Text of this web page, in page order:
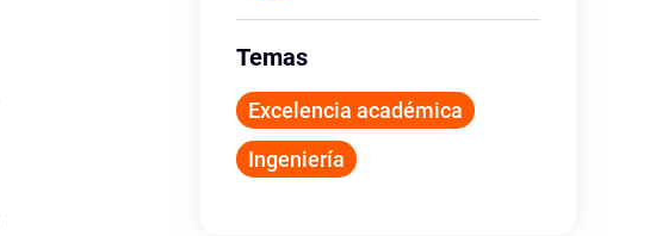
Temas
Excelencia académica
Ingeniería